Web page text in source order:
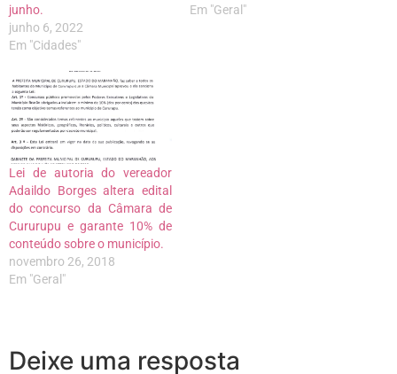
junho.
junho 6, 2022
Em "Cidades"
Em "Geral"
Lei de autoria do vereador
Adaildo Borges altera edital
do concurso da Câmara de
Cururupu e garante 10% de
conteúdo sobre o município.
novembro 26, 2018
Em "Geral"
Deixe uma resposta